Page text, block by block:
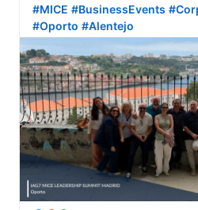
#MICE #BusinessEvents
#Oporto #Alentejo